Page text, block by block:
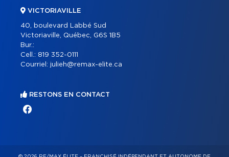
VICTORIAVILLE
40, boulevard Labbé Sud
Victoriaville, Québec, G6S 1B5
Bur.:
Cell.: 819 352-0111
Courriel: julieh@remax-elite.ca
RESTONS EN CONTACT